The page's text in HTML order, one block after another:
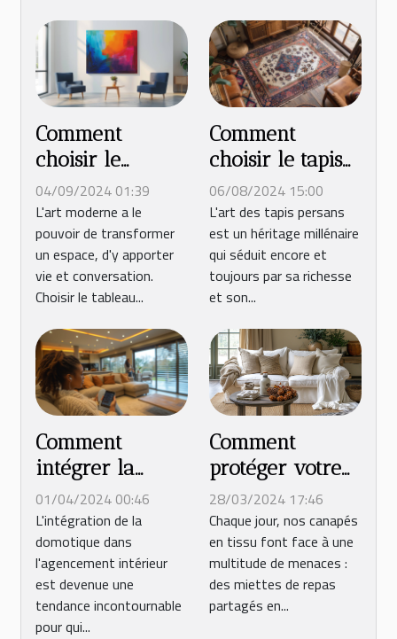
Comment
choisir le
tableau
moderne parfait
pour votre
espace
04/09/2024 01:39
L'art moderne a le
pouvoir de transformer
un espace, d'y apporter
vie et conversation.
Choisir le tableau...
Comment
choisir le tapis
persan parfait
pour votre
intérieur
06/08/2024 15:00
L'art des tapis persans
est un héritage millénaire
qui séduit encore et
toujours par sa richesse
et son...
Comment
intégrer la
domotique dans
votre projet
d'agencement
intérieur
01/04/2024 00:46
L'intégration de la
domotique dans
l'agencement intérieur
est devenue une
tendance incontournable
pour qui...
Comment
protéger votre
canapé en tissu
des taches et de
l'usure au
quotidien
28/03/2024 17:46
Chaque jour, nos canapés
en tissu font face à une
multitude de menaces :
des miettes de repas
partagés en...